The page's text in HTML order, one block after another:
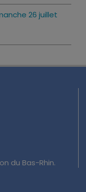
26 juillet
du Bas-Rhin.